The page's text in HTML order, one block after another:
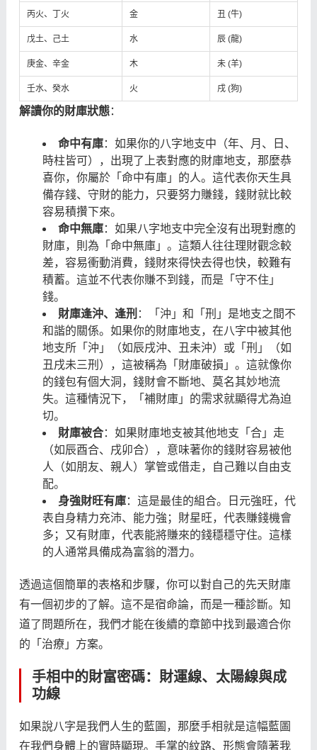
丙火、丁火 金 丑 (牛)
戊土、己土 水 辰 (龍)
庚金、辛金 木 未 (羊)
壬水、癸水 火 戌 (狗)
解讀你的財庫狀態：
命中有庫：如果你的八字地支中（年、月、日、
時柱皆可），出現了上表對應的財庫地支，那麼恭
喜你，你屬於「命中有庫」的人。這代表你天生具
備存錢、守財的能力，只要努力賺錢，錢財就比較
容易積攢下來。
命中無庫：如果八字地支中完全沒有出現對應的
財庫，則為「命中無庫」。這類人往往理財觀念較
差，容易衝動消費，錢財來得快去得也快，較難有
積蓄。這並不代表你賺不到錢，而是「守不住」
錢。
財庫逢沖、逢刑 ：「沖」和「刑」是地支之間不
和諧的關係。如果你的財庫地支，在八字中被其他
地支所「沖」（如辰戌沖、丑未沖）或「刑」（如
丑戌未三刑），這被稱為「財庫破損」。這就像你
的錢包有個大洞，錢財會不斷地、莫名其妙地流
失。這種情況下，「補財庫」的需求就顯得尤為迫
切。
財庫被合：如果財庫地支被其他地支「合」走
（如辰酉合、戌卯合），意味著你的錢財容易被他
人（如朋友、親人）掌管或借走，自己難以自由支
配。
身強財旺有庫：這是最佳的組合。日元強旺，代
表自身精力充沛、能力強；財星旺，代表賺錢機會
多；又有財庫，代表能將賺來的錢穩穩守住。這樣
的人通常具備成為富翁的潛力。
透過這個簡單的表格和步驟，你可以對自己的先天財庫
有一個初步的了解。這不是宿命論，而是一種診斷。知
道了問題所在，我們才能在後續的章節中找到最適合你
的「治療」方案。
手相中的財富密碼：財運線、太陽線與成
功線
如果說八字是我們人生的藍圖，那麼手相就是這幅藍圖
在我們身體上的實時顯現。手掌的紋路、形態會隨著我